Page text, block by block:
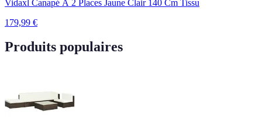
Vidaxl Canapé À 2 Places Jaune Clair 140 Cm Tissu
179,99 €
Produits populaires